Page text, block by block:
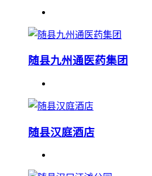
随县九州通医药集团
随县汉庭酒店